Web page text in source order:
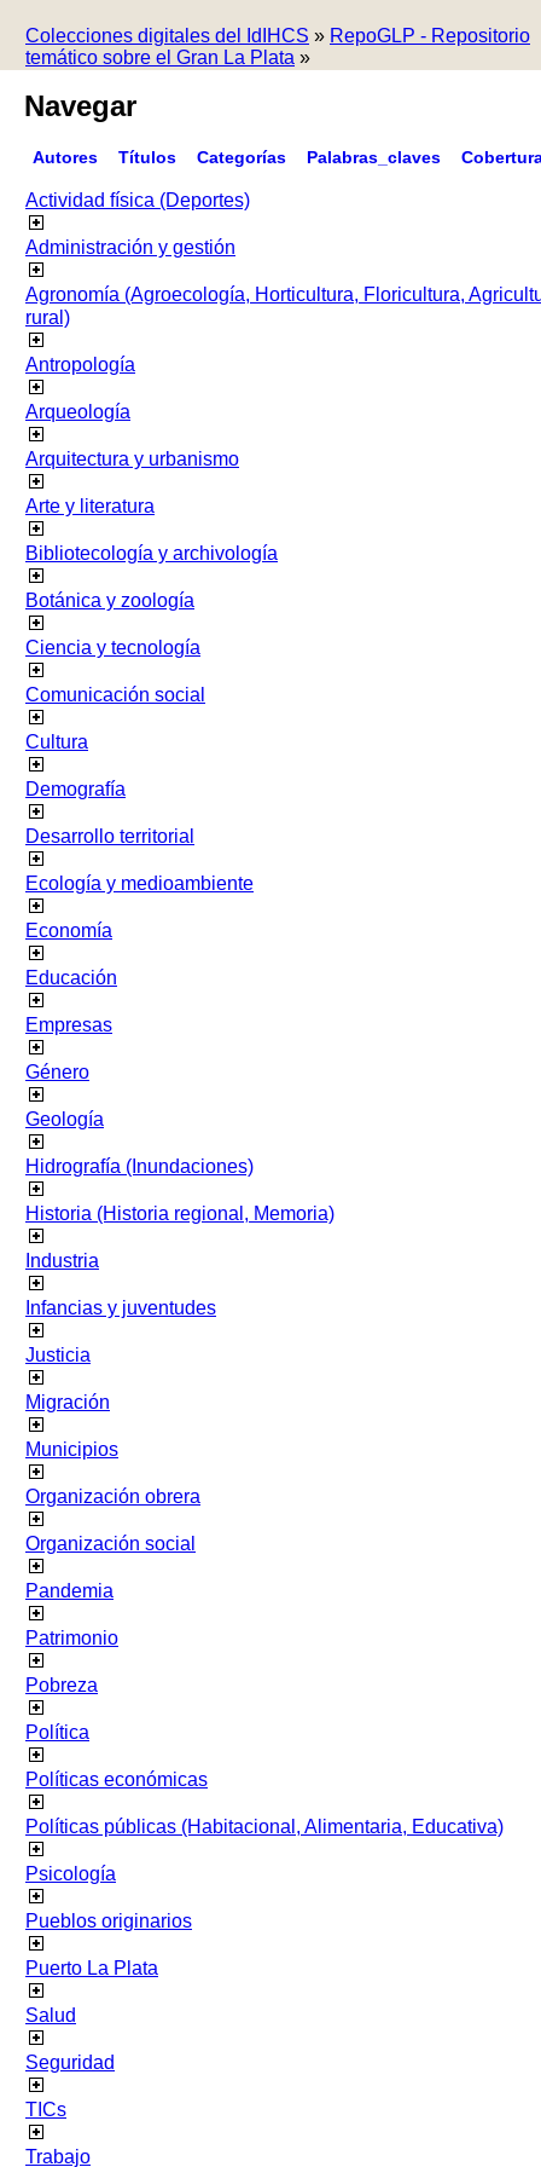
Colecciones digitales del IdIHCS » RepoGLP - Repositorio
temático sobre el Gran La Plata »
Navegar
Autores Títulos Categorías Palabras_claves
Actividad física (Deportes)
Administración y gestión
Agronomía (Agroecología, Horticultura, Floricultura,
rural)
Antropología
Arqueología
Arquitectura y urbanismo
Arte y literatura
Bibliotecología y archivología
Botánica y zoología
Ciencia y tecnología
Comunicación social
Cultura
Demografía
Desarrollo territorial
Ecología y medioambiente
Economía
Educación
Empresas
Género
Geología
Hidrografía (Inundaciones)
Historia (Historia regional, Memoria)
Industria
Infancias y juventudes
Justicia
Migración
Municipios
Organización obrera
Organización social
Pandemia
Patrimonio
Pobreza
Política
Políticas económicas
Políticas públicas (Habitacional, Alimentaria, Educativa)
Psicología
Pueblos originarios
Puerto La Plata
Salud
Seguridad
TICs
Trabajo